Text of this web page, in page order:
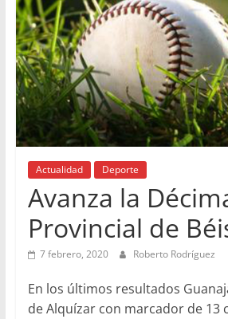
Actualidad Deporte
Avanza la
Provincial de
7 febrero, 2020 Roberto Rodríguez
En los últimos resultados
de Alquízar con marcador de 13